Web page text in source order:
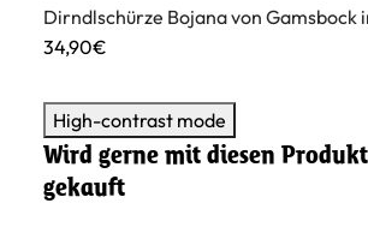
Dirndlschürze Bojana von Gamsbock
34,90€
High-contrast mode
Wird gerne mit diesen
gekauft